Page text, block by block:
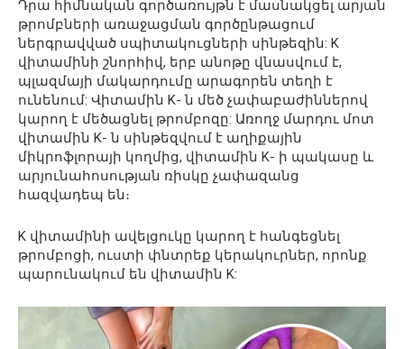
Դրա հիմնական գործառույթն է մասնակցել արյան
թրոմբների առաջացման գործընթացում
ներգրավված սպիտակուցների սինթեզին: K
վիտամինի շնորհիվ, երբ անոթը վնասվում է,
պլազմայի մակարդումը արագորեն տեղի է
ունենում: Վիտամին K- ն մեծ չափաբաժիններով
կարող է մեծացնել թրոմբոզը: Առողջ մարդու մոտ
վիտամին K- ն սինթեզվում է աղիքային
միկրոֆլորայի կողմից, վիտամին K- ի պակասը և
արյունահոսության ռիսկը չափազանց
հազվադեպ են։
K վիտամինի ավելցուկը կարող է հանգեցնել
թրոմբոցի, ուստի փնտրեք կերակուրներ, որոնք
պարունակում են վիտամին K: